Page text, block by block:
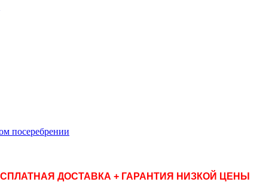
посеребрении
ДОСТАВКА + ГАРАНТИЯ НИЗКОЙ ЦЕНЫ